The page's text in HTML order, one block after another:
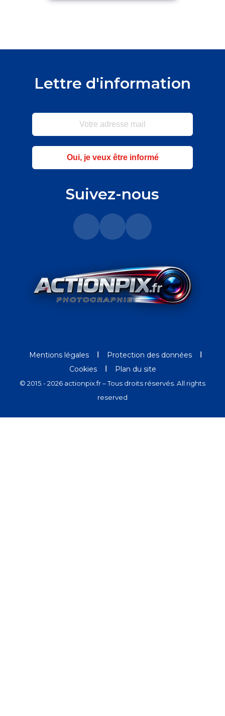
Lettre d'information
Oui, je veux être informé
Suivez-nous
Mentions légales Ι Protection des données Ι
Cookies Ι Plan du site
© 2015 - 2026 actionpix.fr – Tous droits réservés. All rights
reserved